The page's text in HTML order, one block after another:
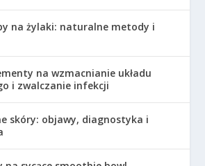
na żylaki: naturalne metody i
na wzmacnianie układu
i zwalczanie infekcji
skóry: objawy, diagnostyka i